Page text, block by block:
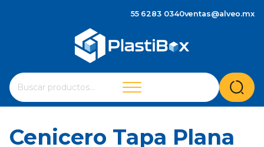
55 6283 0340ventas@alveo.mx
Buscar
por:
Cuando hay resultados autocompletados, puedes
Cenicero Tapa Plana